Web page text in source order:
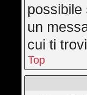
un
cui ti
Top